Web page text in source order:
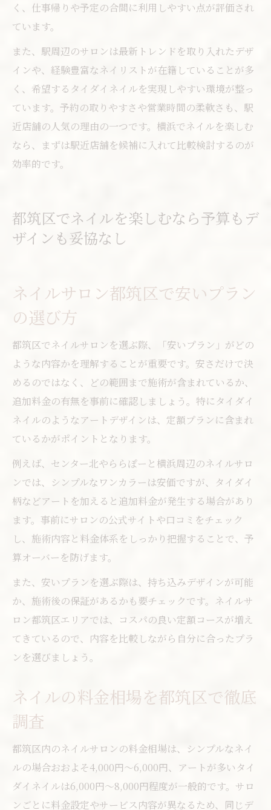
く、仕事帰りや予定の合間に利用しやすい点が評価され
ています。
また、駅周辺のサロンは最新トレンドを取り入れたデザ
インや、経験豊富なネイリストが在籍していることが多
く、希望するタイダイネイルを実現しやすい環境が整っ
ています。予約の取りやすさや営業時間の柔軟さも、駅
近店舗の人気の理由の一つです。横浜でネイルを楽しむ
なら、まずは駅近店舗を候補に入れて比較検討するのが
効率的です。
都筑区でネイルを楽しむなら予算もデ
ザインも妥協なし
ネイルサロン都筑区で安いプラン
の選び方
都筑区でネイルサロンを選ぶ際、「安いプラン」がどの
ような内容かを理解することが重要です。安さだけで決
めるのではなく、どの範囲まで施術が含まれているか、
追加料金の有無を事前に確認しましょう。特にタイダイ
ネイルのようなアートデザインは、定額プランに含まれ
ているかがポイントとなります。
例えば、センター北やららぽーと横浜周辺のネイルサロ
ンでは、シンプルなワンカラーは安価ですが、タイダイ
柄などアートを加えると追加料金が発生する場合があり
ます。事前にサロンの公式サイトや口コミをチェック
し、施術内容と料金体系をしっかり把握することで、予
算オーバーを防げます。
また、安いプランを選ぶ際は、持ち込みデザインが可能
か、施術後の保証があるかも要チェックです。ネイルサ
ロン都筑区エリアでは、コスパの良い定額コースが増え
てきているので、内容を比較しながら自分に合ったプラ
ンを選びましょう。
ネイルの料金相場を都筑区で徹底
調査
都筑区内のネイルサロンの料金相場は、シンプルなネイ
ルの場合おおよそ4,000円〜6,000円、アートが多いタイ
ダイネイルは6,000円〜8,000円程度が一般的です。サロ
ンごとに料金設定やサービス内容が異なるため、同じデ